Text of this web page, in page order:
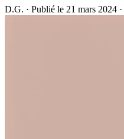
D.G. · Publié le 21 mars 2024 ·